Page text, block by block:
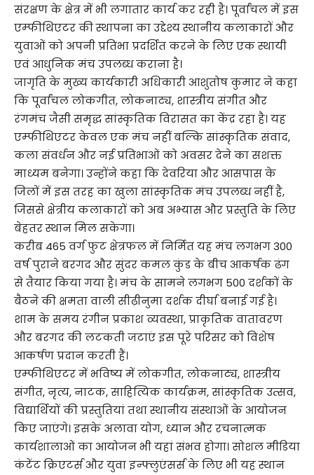
संरक्षण के क्षेत्र में भी लगातार कार्य कर रही है। पूर्वांचल में इस
एम्फीथिएटर की स्थापना का उद्देश्य स्थानीय कलाकारों और
युवाओं को अपनी प्रतिभा प्रदर्शित करने के लिए एक स्थायी
एवं आधुनिक मंच उपलब्ध कराना है।
जागृति के मुख्य कार्यकारी अधिकारी आशुतोष कुमार ने कहा
कि पूर्वांचल लोकगीत, लोकनाट्य, शास्त्रीय संगीत और
रंगमंच जैसी समृद्ध सांस्कृतिक विरासत का केंद्र रहा है। यह
एम्फीथिएटर केवल एक मंच नहीं बल्कि सांस्कृतिक संवाद,
कला संवर्धन और नई प्रतिभाओं को अवसर देने का सशक्त
माध्यम बनेगा। उन्होंने कहा कि देवरिया और आसपास के
जिलों में इस तरह का खुला सांस्कृतिक मंच उपलब्ध नहीं है,
जिससे क्षेत्रीय कलाकारों को अब अभ्यास और प्रस्तुति के लिए
बेहतर स्थान मिल सकेगा।
करीब 465 वर्ग फुट क्षेत्रफल में निर्मित यह मंच लगभग 300
वर्ष पुराने बरगद और सुंदर कमल कुंड के बीच आकर्षक ढंग
से तैयार किया गया है। मंच के सामने लगभग 500 दर्शकों के
बैठने की क्षमता वाली सीढ़ीनुमा दर्शक दीर्घा बनाई गई है।
शाम के समय रंगीन प्रकाश व्यवस्था, प्राकृतिक वातावरण
और बरगद की लटकती जटाएं इस पूरे परिसर को विशेष
आकर्षण प्रदान करती हैं।
एम्फीथिएटर में भविष्य में लोकगीत, लोकनाट्य, शास्त्रीय
संगीत, नृत्य, नाटक, साहित्यिक कार्यक्रम, सांस्कृतिक उत्सव,
विद्यार्थियों की प्रस्तुतियां तथा स्थानीय संस्थाओं के आयोजन
किए जाएंगे। इसके अलावा योग, ध्यान और रचनात्मक
कार्यशालाओं का आयोजन भी यहां संभव होगा। सोशल मीडिया
कंटेंट क्रिएटर्स और युवा इन्फ्लुएंसर्स के लिए भी यह स्थान